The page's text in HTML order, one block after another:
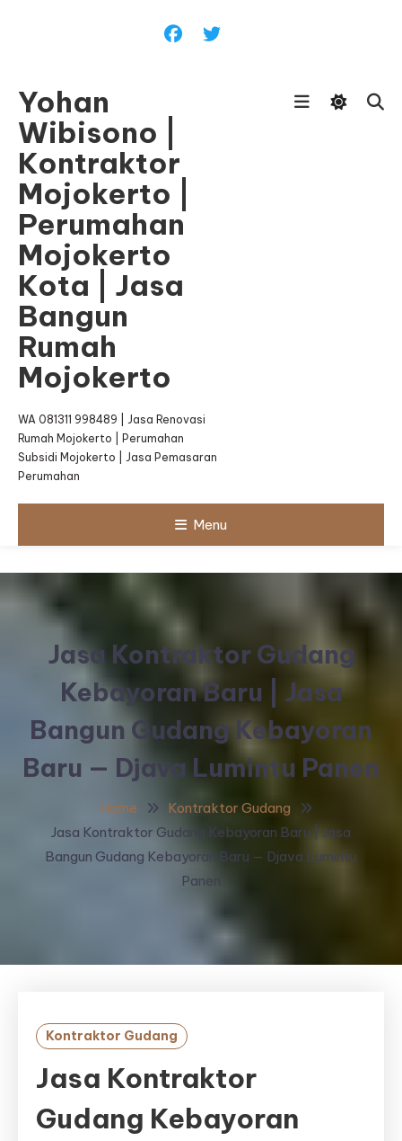
Yohan
Wibisono |
Kontraktor
Mojokerto |
Perumahan
Mojokerto
Kota | Jasa
Bangun
Rumah
Mojokerto
WA 081311 998489 | Jasa Renovasi
Rumah Mojokerto | Perumahan
Subsidi Mojokerto | Jasa Pemasaran
Perumahan
Menu
Jasa Kontraktor Gudang
Kebayoran Baru | Jasa
Bangun Gudang Kebayoran
Baru — Djava Lumintu Panen
Home
Kontraktor Gudang
Jasa Kontraktor Gudang Kebayoran Baru | Jasa
Bangun Gudang Kebayoran Baru — Djava Lumintu
Panen
Kontraktor Gudang
Jasa Kontraktor
Gudang Kebayoran